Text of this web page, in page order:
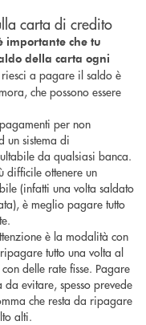
carta di credito
importante che tu
della carta ogni
a pagare il saldo è
che possono essere
per non
un sistema di
da qualsiasi banca.
difficile ottenere un
(infatti una volta saldato
è meglio pagare tutto
è la modalità con
tutto una volta al
delle rate fisse. Pagare
evitare, spesso prevede
che resta da ripagare
alti.